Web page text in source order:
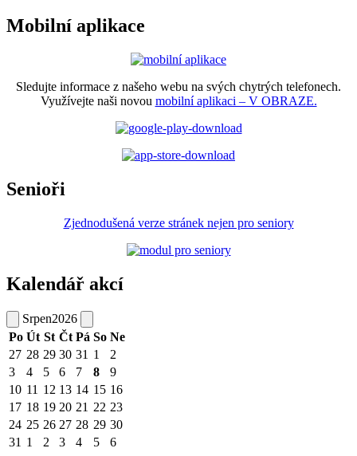
Mobilní aplikace
Sledujte informace z našeho webu na svých chytrých telefonech.
Využívejte naši novou mobilní aplikaci – V OBRAZE.
Senioři
Zjednodušená verze stránek nejen pro seniory
Kalendář akcí
Srpen2026
Po Út St Čt Pá So Ne
27 28 29 30 31 1
2
3
4 5 6 7 8
9
10 11 12 13 14 15 16
17 18 19 20 21 22 23
24 25 26 27 28 29 30
31 1 2 3 4 5 6